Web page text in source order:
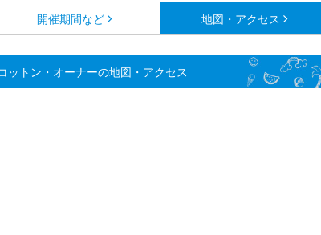
開催期間など 地図・アクセス
トン・オーナーの地図・アクセス